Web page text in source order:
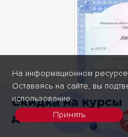
На информационном
Оставаясь на сайте, вы
использование.
Принять